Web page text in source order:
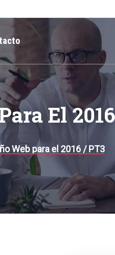
El
Web para el 2016 / PT3